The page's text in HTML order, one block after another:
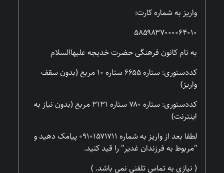
واریز به شماره کارت:
۵۸۵۹۸۳۷۰۰۰۰۶۴۰۱۰
به نام کانون فرهنگی حضرت خدیجه علیهاالسلام
کددستوری: ستاره ۶۶۵۵ ستاره ۱۰ مربع (بدون سقف
واریز)
کددستوری: ستاره ۷۸۰ ستاره ۳۱۳۱ مربع (بدون نیاز به
اینترنت)
لطفا بعد از واریز به شماره ۰۹۱۰۱۵۷۱۷۱۱ پیامک دهید و
"مربوط به فرزندان غدیر" را قید کنید.
( نیازی به تماس تلفنی نمی باشد. )